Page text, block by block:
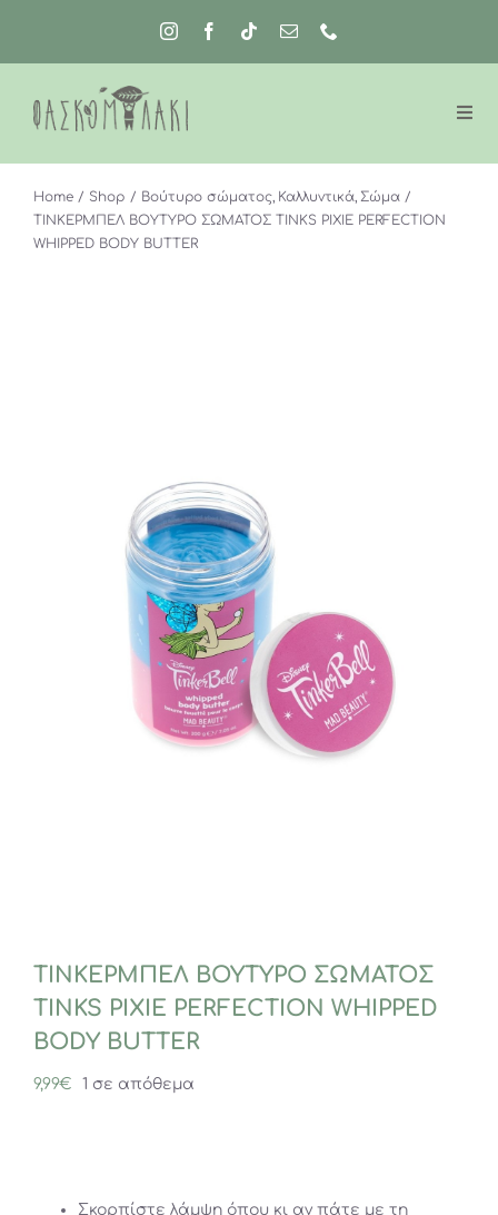
περιεχόμενο
Home Shop Βούτυρο σώματος Καλλυντικά Σώμα
ΤΙΝΚΕΡΜΠΕΛ ΒΟΥΤΥΡΟ ΣΩΜΑΤΟΣ TINKS PIXIE PERFECTION
WHIPPED BODY BUTTER
ΤΙΝΚΕΡΜΠΕΛ ΒΟΥΤΥΡΟ ΣΩΜΑΤΟΣ
TINKS PIXIE PERFECTION WHIPPED
BODY BUTTER
9,99€ 1 σε απόθεμα
Σκορπίστε λάμψη όπου κι αν πάτε με τη